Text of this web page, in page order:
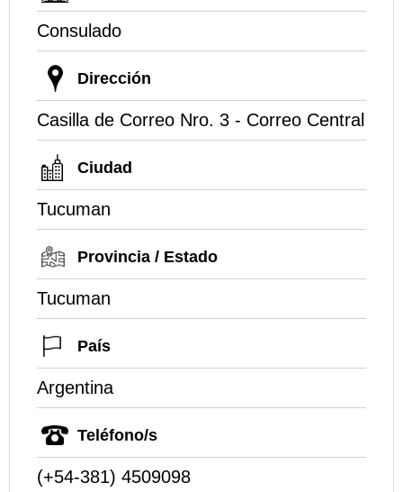
Consulado
Dirección
Casilla de Correo Nro. 3 - Correo Central
Ciudad
Tucuman
Provincia / Estado
Tucuman
País
Argentina
Teléfono/s
(+54-381) 4509098